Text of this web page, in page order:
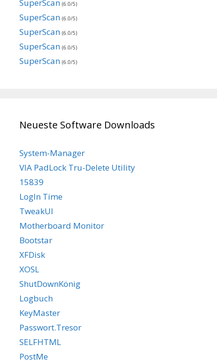
SuperScan (6.0/5)
SuperScan (6.0/5)
SuperScan (6.0/5)
SuperScan (6.0/5)
SuperScan (6.0/5)
Neueste Software Downloads
System-Manager
VIA PadLock Tru-Delete Utility
15839
LogIn Time
TweakUI
Motherboard Monitor
Bootstar
XFDisk
XOSL
ShutDownKönig
Logbuch
KeyMaster
Passwort.Tresor
SELFHTML
PostMe